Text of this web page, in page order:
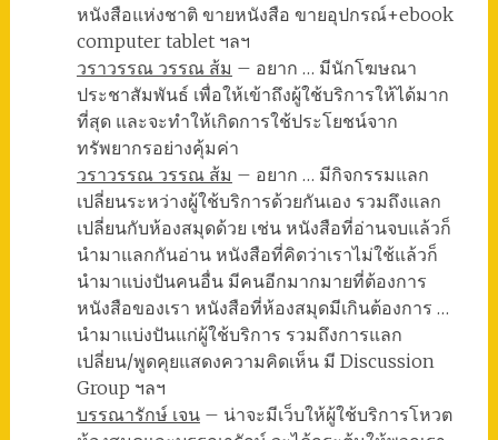
หนังสือแห่งชาติ ขายหนังสือ ขายอุปกรณ์+ebook
computer tablet ฯลฯ
วราวรรณ วรรณ ส้ม – อยาก … มีนักโฆษณา
ประชาสัมพันธ์ เพื่อให้เข้าถึงผู้ใช้บริการให้ได้มาก
ที่สุด และจะทำให้เกิดการใช้ประโยชน์จาก
ทรัพยากรอย่างคุ้มค่า
วราวรรณ วรรณ ส้ม – อยาก … มีกิจกรรมแลก
เปลี่ยนระหว่างผู้ใช้บริการด้วยกันเอง รวมถึงแลก
เปลี่ยนกับห้องสมุดด้วย เช่น หนังสือที่อ่านจบแล้วก็
นำมาแลกกันอ่าน หนังสือที่คิดว่าเราไม่ใช้แล้วก็
นำมาแบ่งปันคนอื่น มีคนอีกมากมายที่ต้องการ
หนังสือของเรา หนังสือที่ห้องสมุดมีเกินต้องการ …
นำมาแบ่งปันแก่ผู้ใช้บริการ รวมถึงการแลก
เปลี่ยน/พูดคุยแสดงความคิดเห็น มี Discussion
Group ฯลฯ
บรรณารักษ์ เจน– น่าจะมีเว็บให้ผู้ใช้บริการโหวต